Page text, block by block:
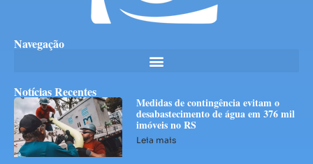
Navegação
Notícias Recentes
Medidas de contingência evitam o
desabastecimento de água em 376 mil
imóveis no RS
Leia mais